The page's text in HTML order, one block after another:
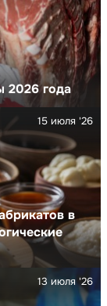
2026 года
в
15 июля '26
13 июля '26